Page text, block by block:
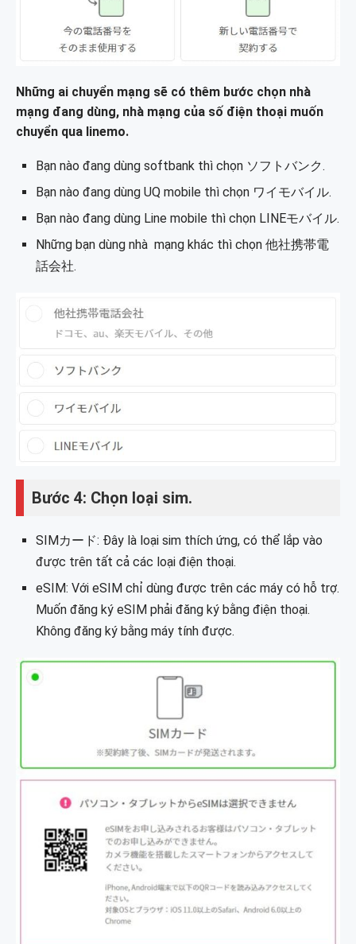
Những ai chuyển mạng sẽ có thêm bước chọn nhà
mạng đang dùng, nhà mạng của số điện thoại muốn
chuyển qua linemo.
Bạn nào đang dùng softbank thì chọn ソフトバンク.
Bạn nào đang dùng UQ mobile thì chọn ワイモバイル.
Bạn nào đang dùng Line mobile thì chọn LINEモバイル.
Những bạn dùng nhà mạng khác thì chọn 他社携帯電
話会社.
Bước 4: Chọn loại sim.
SIMカード: Đây là loại sim thích ứng, có thể lắp vào
được trên tất cả các loại điện thoại.
eSIM: Với eSIM chỉ dùng được trên các máy có hỗ trợ.
Muốn đăng ký eSIM phải đăng ký bằng điện thoại.
Không đăng ký bằng máy tính được.